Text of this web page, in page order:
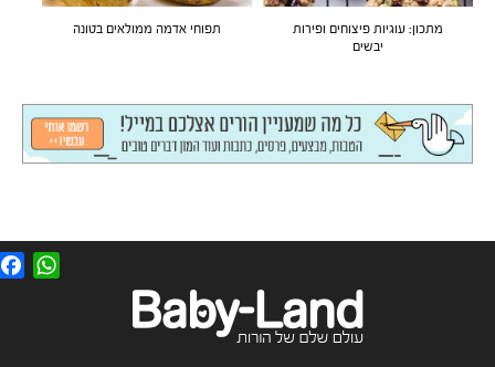
מתכון: עוגיות פיצוחים ופירות
יבשים
תפוחי אדמה ממולאים בטונה
F
a
W
h